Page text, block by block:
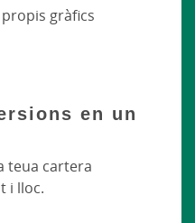
gràfics
en un
teua cartera
i lloc.